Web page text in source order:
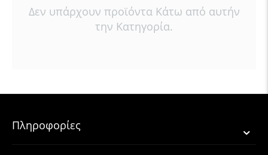
Δεν υπάρχουν προϊόντα Κάτω από αυτήν
την Κατηγορία.
Πληροφορίες